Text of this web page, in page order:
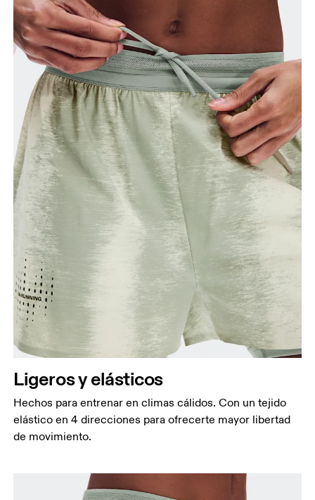
voluminosa del muslo.
Entrepierna
Con los pies ligeramente separados y las piernas
estiradas, mide la distancia entre la ingle y el tobillo
por la parte interior de la pierna.
Ligeros y elásticos
Hechos para entrenar en climas cálidos. Con un tejido
elástico en 4 direcciones para ofrecerte mayor libertad
de movimiento.